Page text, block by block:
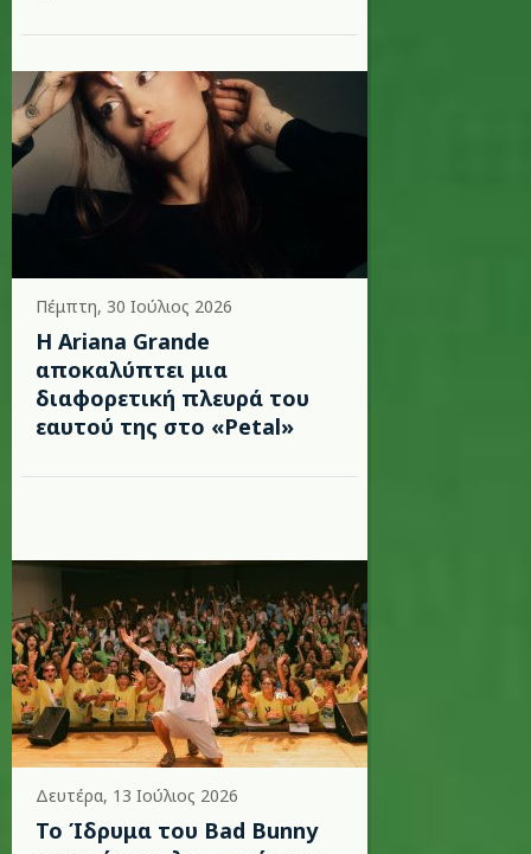
Πέμπτη, 30 Ιούλιος 2026
Η Ariana Grande
αποκαλύπτει μια
διαφορετική πλευρά του
εαυτού της στο «Petal»
Δευτέρα, 13 Ιούλιος 2026
Το Ίδρυμα του Bad Bunny